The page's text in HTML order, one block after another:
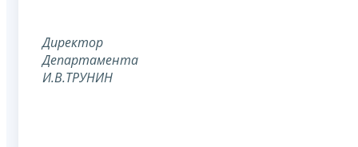
Директор
Департамента
И.В.ТРУНИН